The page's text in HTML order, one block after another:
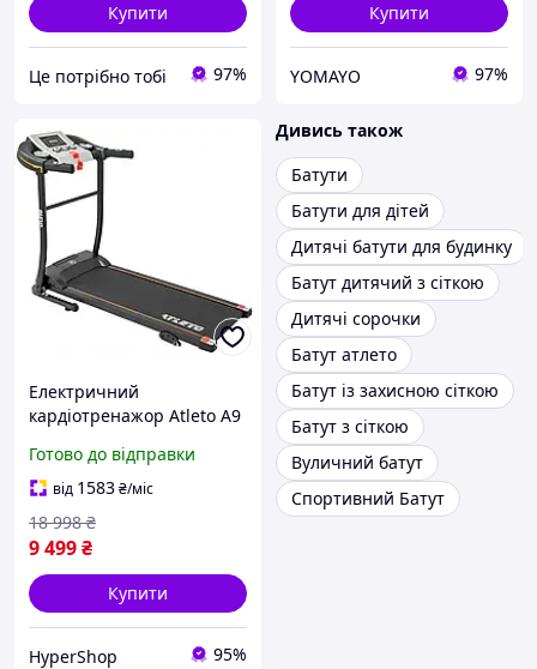
Купити
Це потрібно тобі 97%
Купити
YOMAYO 97%
Електричний
кардіотренажор Atleto A9
тренувань механічним
нахилом і підтримкою
USB
Готово до відправки
від 1583₴/міс
9 499₴
18 998 ₴
Купити
HyperShop 95%
Дивись також
Батути
Батути для дітей
Дитячі батути для будинку
Батут дитячий з сіткою
Дитячі сорочки
Батут атлето
Батут із захисною сіткою
Батут з сіткою
Вуличний батут
Спортивний Батут